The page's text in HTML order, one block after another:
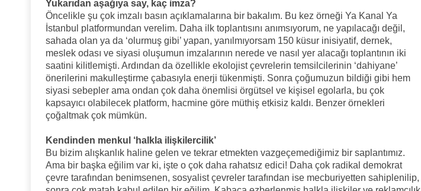
Yukarıdan aşağıya say, kaç imza?
Öncelikle şu çok imzalı basın açıklamalarına bir bakalım. Bu kez örneği Ya Kanal Ya
İstanbul platformundan verelim. Daha ilk toplantısını anımsıyorum, ne yapılacağı değil,
sahada olan ya da ‘olurmuş gibi’ yapan, yanılmıyorsam 150 küsur inisiyatif, dernek,
meslek odası ve siyasi oluşumun imzalarının nerede ve nasıl yer alacağı toplantının iki
saatini kilitlemişti. Ardından da özellikle ekolojist çevrelerin temsilcilerinin ‘dahiyane’
önerilerini makulleştirme çabasıyla enerji tükenmişti. Sonra çoğumuzun bildiği gibi hem
siyasi sebepler ama ondan çok daha önemlisi örgütsel ve kişisel egolarla, bu çok
kapsayıcı olabilecek platform, hacmine göre müthiş etkisiz kaldı. Benzer örnekleri
çoğaltmak çok mümkün.
Kendinden menkul ‘halkla ilişkilercilik’
Bu bizim alışkanlık haline gelen ve tekrar etmekten vazgeçemediğimiz bir saplantımız.
Ama bir başka eğilim var ki, işte o çok daha rahatsız edici! Daha çok radikal demokrat
çevre tarafından benimsenen, sosyalist çevreler tarafından ise mecburiyetten sahiplenilip,